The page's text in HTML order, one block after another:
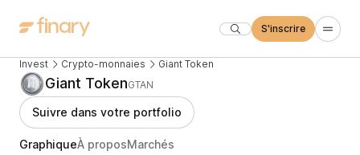
S'inscrire
Invest Crypto-monnaies Giant Token
Giant TokenGTAN
Suivre dans votre portfolio
GraphiqueÀ proposMarchés